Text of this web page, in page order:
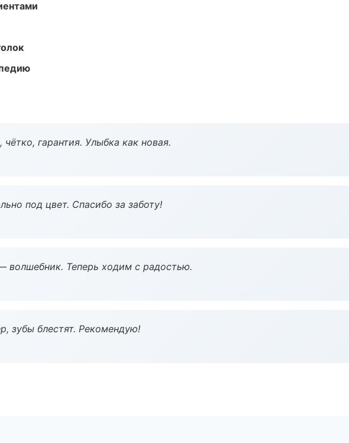
гарантия. Улыбка как новая.
под цвет. Спасибо за заботу!
волшебник. Теперь ходим с радостью.
зубы блестят. Рекомендую!